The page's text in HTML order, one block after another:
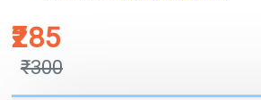
₹285
₹300